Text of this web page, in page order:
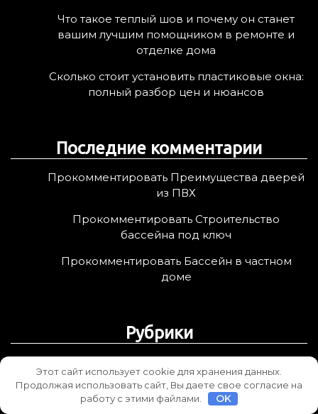
Что такое теплый шов и почему он станет
вашим лучшим помощником в ремонте и
отделке дома
Сколько стоит установить пластиковые окна:
полный разбор цен и нюансов
Последние комментарии
Прокомментировать Преимущества дверей
из ПВХ
Прокомментировать Строительство
бассейна под ключ
Прокомментировать Бассейн в частном
доме
Рубрики
инновация
Этот сайт использует cookie для хранения данных.
Продолжая использовать сайт, Вы даете свое согласие на
работу с этими файлами.
OK